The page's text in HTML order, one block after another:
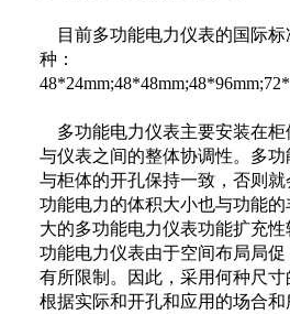
目前多功能电力仪表的国际标
种：
多功能电力仪表主要安装在柜
与仪表之间的整体协调性。多
与柜体的开孔保持一致，否则
功能电力的体积大小也与功能
大的多功能电力仪表功能扩充
功能电力仪表由于空间布局局
有所限制。因此，采用何种尺
根据实际和开孔和应用的场合